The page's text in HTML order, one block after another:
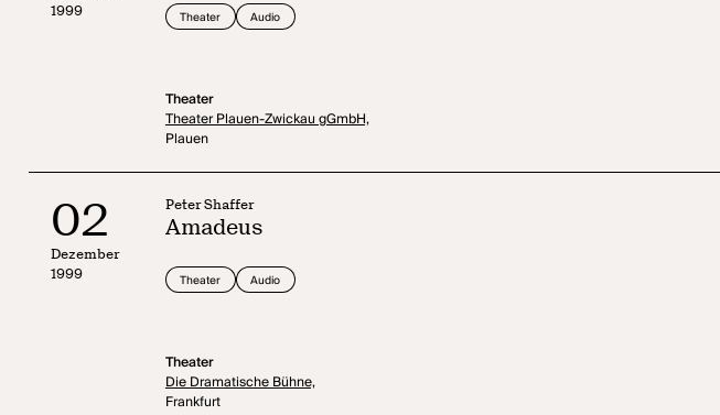
1999
Theater Audio
Theater
Theater Plauen-Zwickau gGmbH,
Plauen
02
Dezember
1999
Peter Shaffer
Amadeus
Theater Audio
Theater
Die Dramatische Bühne,
Frankfurt